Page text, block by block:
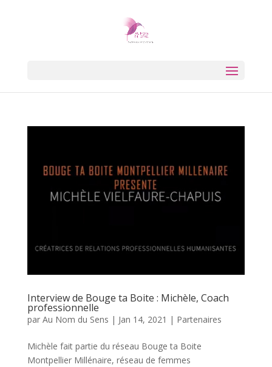
Interview de Bouge ta Boite : Michèle, Coach
professionnelle
par Au Nom du Sens | Jan 14, 2021 | Partenaires
Michèle fait partie du réseau Bouge ta Boite
Montpellier Millénaire, réseau de femmes